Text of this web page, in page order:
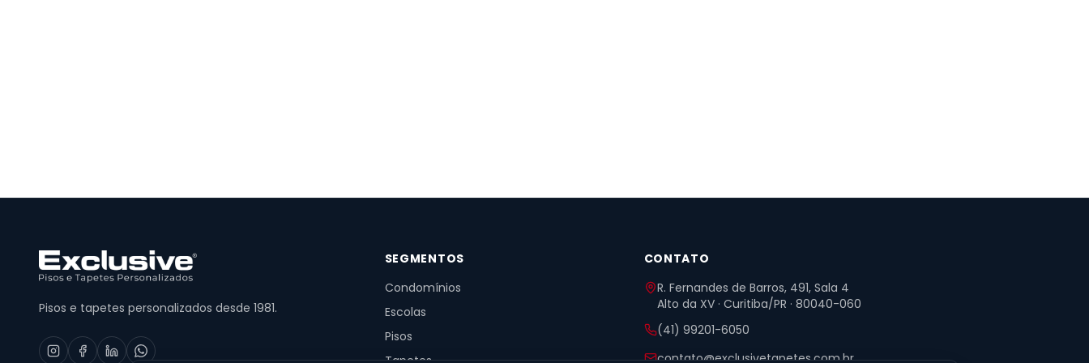
Pisos e tapetes personalizados desde 1981.
SEGMENTOS
Condomínios
Escolas
Pisos
CONTATO
R. Fernandes de Barros, 491, Sala 4
Alto da XV · Curitiba/PR · 80040-060
(41) 99201-6050
contato@exclusivetapetes.com.br